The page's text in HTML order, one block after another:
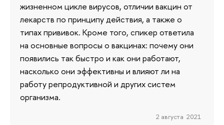
жизненном цикле вирусов, отличии вакцин от
лекарств по принципу действия, а также о
типах прививок. Кроме того, спикер ответила
на основные вопросы о вакцинах: почему они
появились так быстро и как они работают,
насколько они эффективны и влияют ли на
работу репродуктивной и других систем
организма.
2 августа 2021